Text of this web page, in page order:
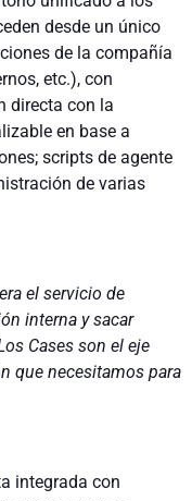
desde un único
de la compañía
etc.), con
directa con la
en base a
scripts de agente
de varias
el servicio de
interna y sacar
Cases son el eje
que necesitamos para
integrada con